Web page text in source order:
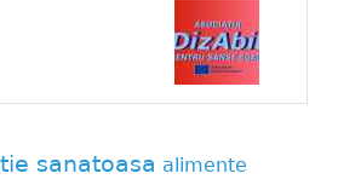
sanatoasa alimente